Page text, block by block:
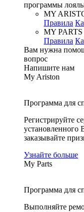
программы
MY
Правила
MY PARTS
Правила
Вам нужна
вопрос
Напишите нам
My Ariston
Программа для
Регистрируйте
установленного
заказывайте
Узнайте больше
My Parts
Программа для
Выполняйте